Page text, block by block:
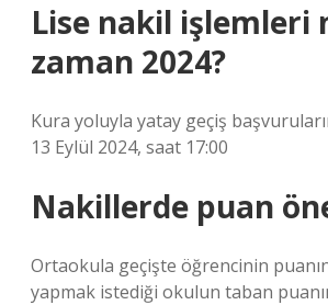
Lise nakil işlemleri
zaman 2024?
Kura yoluyla yatay geçiş
13 Eylül 2024, saat 17:00
Nakillerde puan
Ortaokula geçişte öğrencinin
yapmak istediği okulun taban